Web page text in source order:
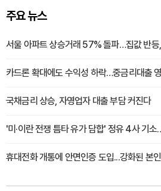
주요 뉴스
서울 아파트 상승거래 57% 돌파…집값 반등
카드론 확대에도 수익성 하락…중금리대출
국채금리 상승, 자영업자 대출 부담 커진다
'미·이란 전쟁 틈타 유가 담합' 정유 4사 기
휴대전화 개통에 안면인증 도입...강화된 본